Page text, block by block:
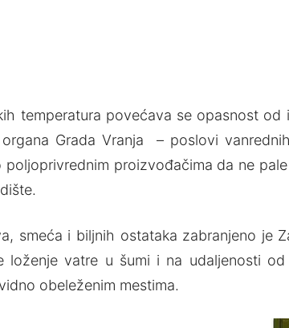
temperatura povećava se opasnost
organa Grada Vranja – poslovi
polјoprivrednim proizvođačima da ne
smeća i bilјnih ostataka zabranjeno je
loženje vatre u šumi i na udalјenosti
obeleženim mestima.